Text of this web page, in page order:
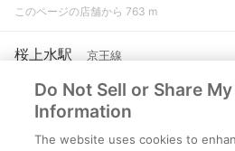
このページの店舗から 763 m
桜上水駅 京王線
世田谷区桜上水５-２９-５２
このページの店舗から 1.3 km
Do Not Sell or Share
Information
The website uses cookies to